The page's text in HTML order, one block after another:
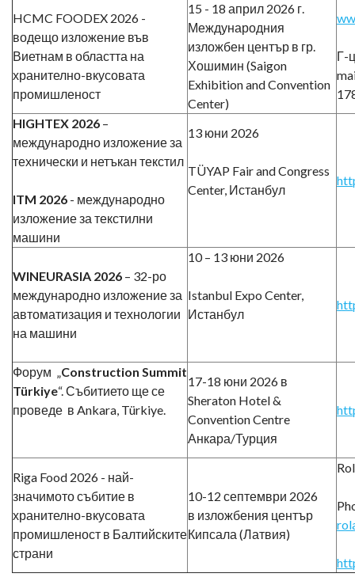
HCMC FOODEX 2026 -
водещо изложение във
Виетнам в областта на
хранително-вкусовата
промишленост
15 - 18 април 2026 г.
Международния
изложбен център в гр.
Хошимин (Saigon
Exhibition and Convention
Center)
Г-
HIGHTEX 2026 –
международно изложение за
технически и нетъкан текстил
ITM 2026 - международно
изложение за текстилни
машини
13 юни 2026
TÜYAP Fair and Congress
Center, Истанбул
WINEURASIA 2026 – 32-ро
международно изложение за
автоматизация и технологии
на машини
10 – 13 юни 2026
Istanbul Expo Center,
Истанбул
Форум „Construction Summit
Türkiye“. Събитието ще се
проведе в Ankara, Türkiye.
17-18 юни 2026 в
Sheraton Hotel &
Convention Centre
Анкара/Турция
Riga Food 2026 - най-
значимото събитие в
хранително-вкусовата
промишленост в Балтийските
страни
10-12 септември 2026
в изложбения център
Кипсала (Латвия)